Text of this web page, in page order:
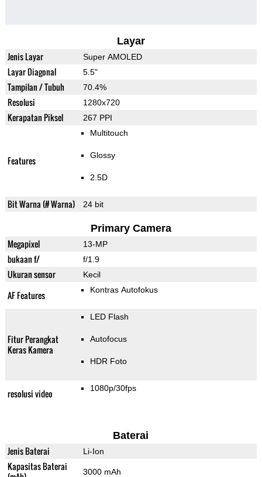
Layar
Jenis Layar Super AMOLED
Layar Diagonal 5.5"
Tampilan / Tubuh 70.4%
Resolusi 1280x720
Kerapatan Piksel 267 PPI
Features
Multitouch
Glossy
2.5D
Bit Warna (# Warna) 24 bit
Primary Camera
Megapixel 13-MP
bukaan f/ f/1.9
Ukuran sensor Kecil
AF Features Kontras Autofokus
Fitur Perangkat
Keras Kamera
LED Flash
Autofocus
HDR Foto
resolusi video 1080p/30fps
Baterai
Jenis Baterai Li-Ion
Kapasitas Baterai
3000 mAh